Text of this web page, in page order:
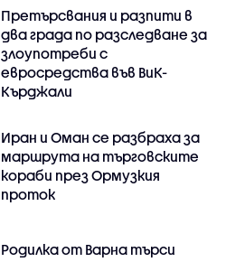
Претърсвания и разпити в
два града по разследване за
злоупотреби с
евросредства във ВиК-
Кърджали
Иран и Оман се разбраха за
маршрута на търговските
кораби през Ормузкия
проток
Родилка от Варна търси